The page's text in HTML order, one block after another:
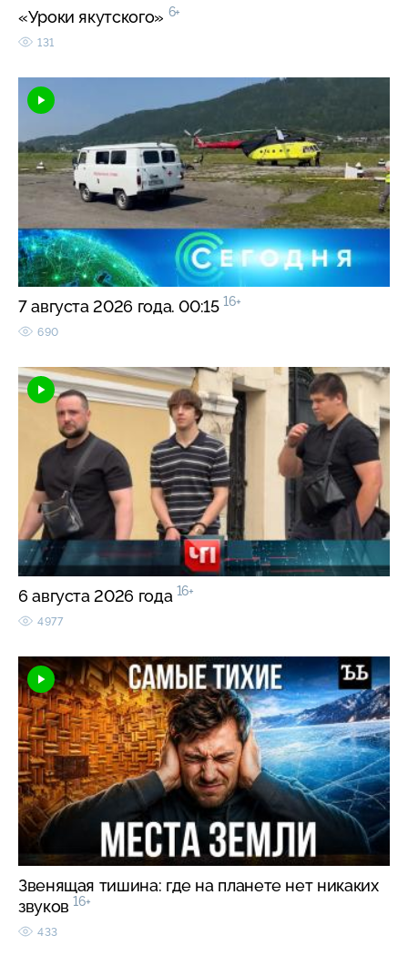
«Уроки якутского» 6+
131
7 августа 2026 года. 00:15 16+
690
6 августа 2026 года 16+
4977
Звенящая тишина: где на планете нет никаких
звуков 16+
433